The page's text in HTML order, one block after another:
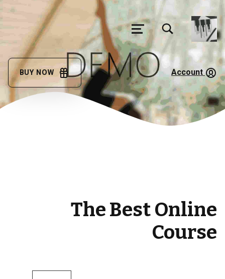
فرهنگ
لغت
گویش
مئیوند
با کمک همه همتباران در حال تکمیل جمع آوری اصطلاحات زبان لری بختیاری، گويش میوند هستیم
تغییر وضعیت جعبه مودال فرم جستجو
منو
Account
The Best Online
Course